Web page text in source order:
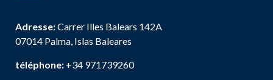
Adresse:Carrer Illes Balears 142A
07014 Palma, Islas Baleares
téléphone: +34 971739260